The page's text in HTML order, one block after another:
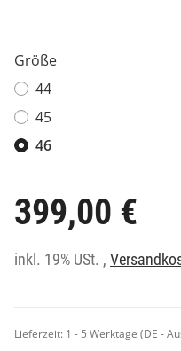
Größe
44
45
46
399,00 €
inkl. 19% USt. ,
Lieferzeit: 1 - 5 Werktage (DE -